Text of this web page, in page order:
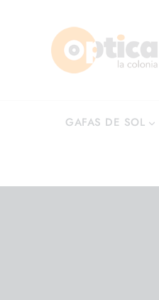
GAFAS DE SOL